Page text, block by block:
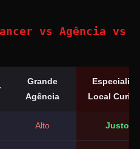
vs Agência vs
Grande
Agência
Local
Alto Justo